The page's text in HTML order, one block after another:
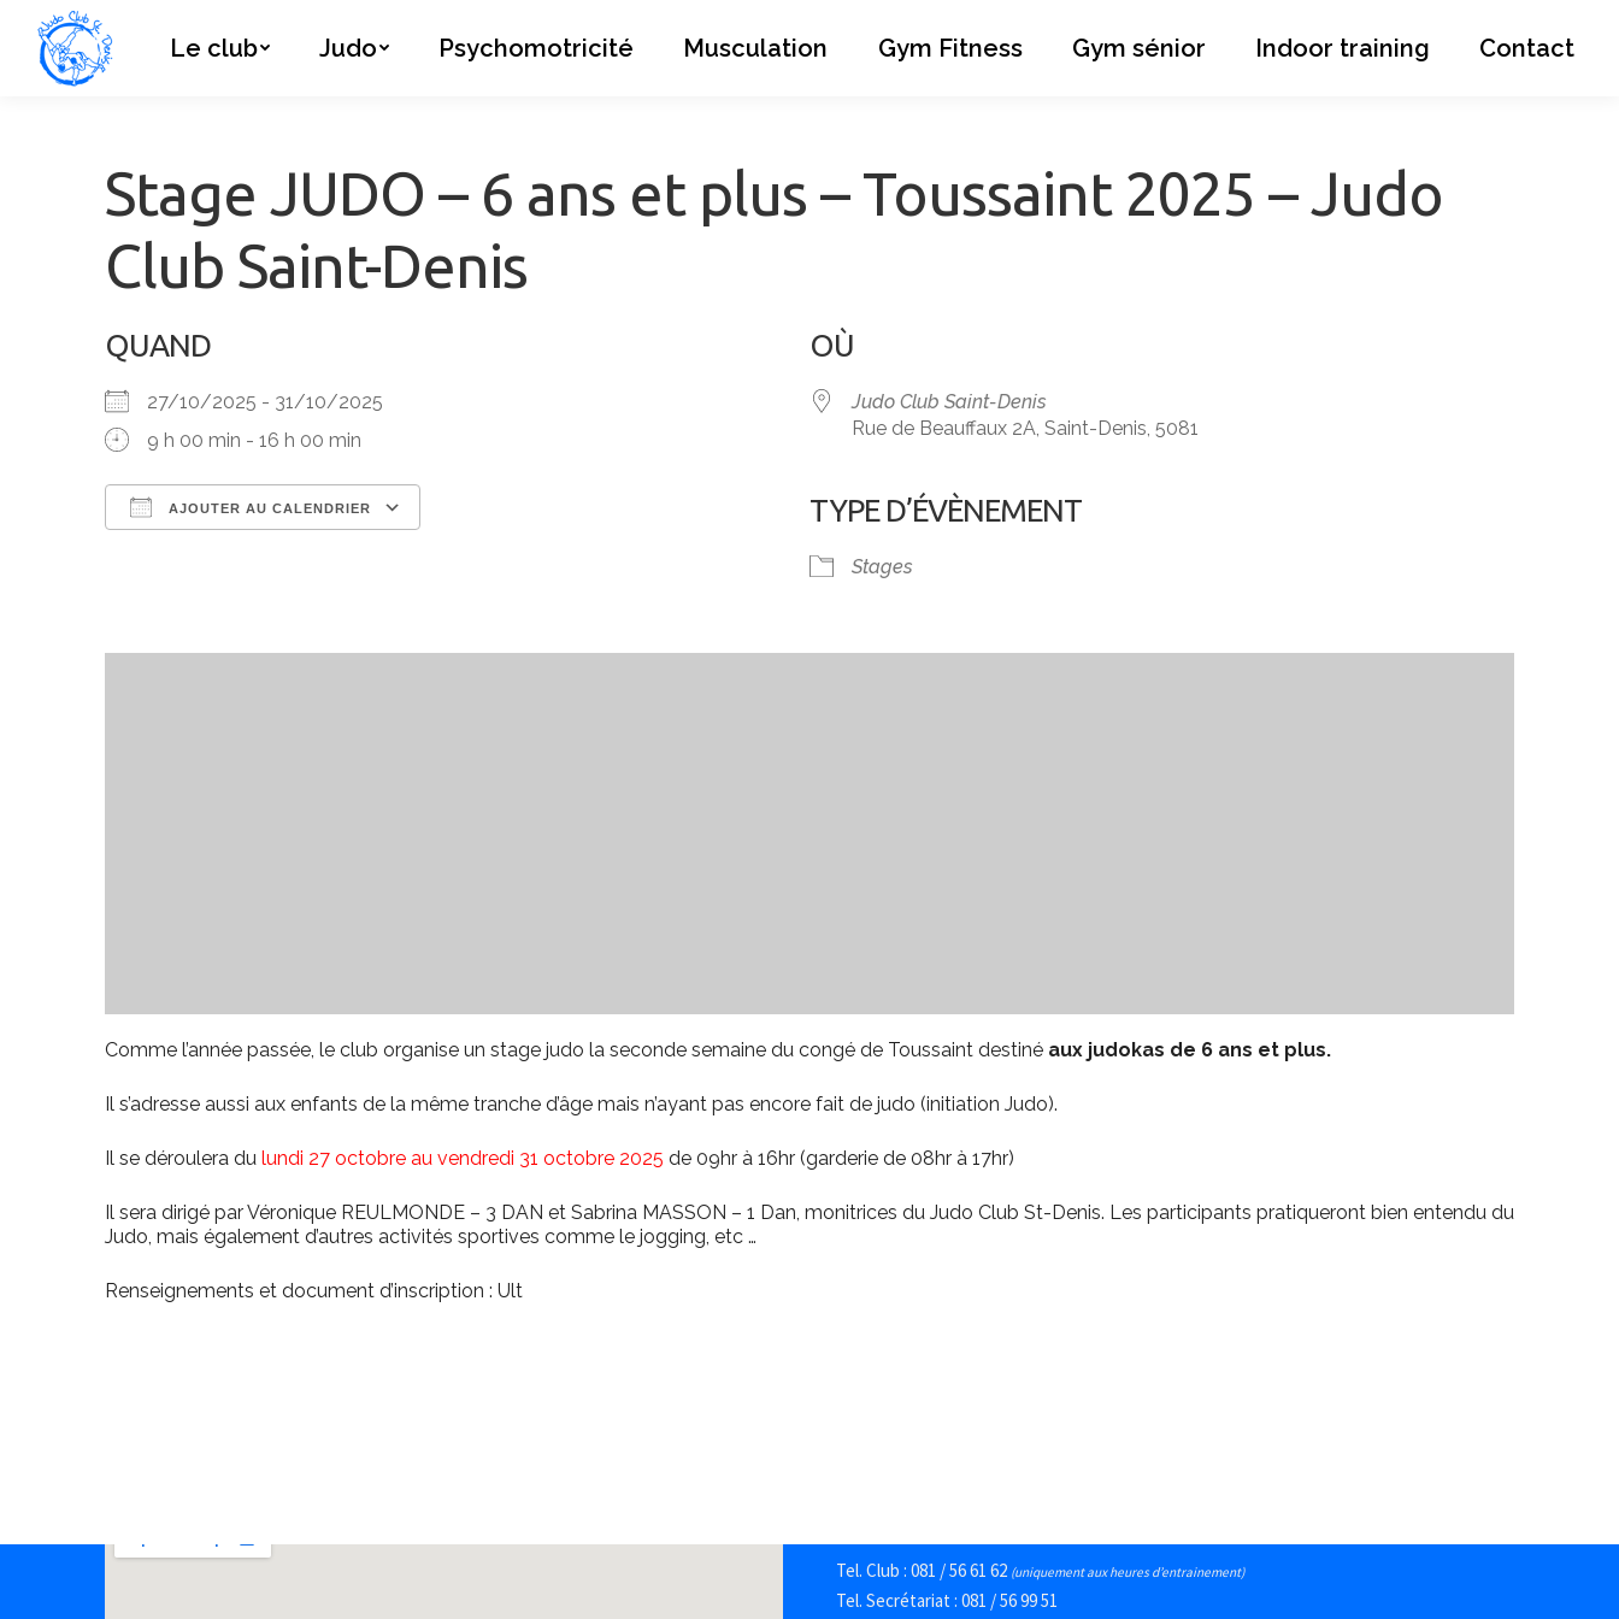
Le club Judo Psychomotricité Musculation Gym Fitness Gym sénior Indoor training Contact
Stage JUDO – 6 ans et plus – Toussaint 2025 – Judo
Club Saint-Denis
QUAND
27/10/2025 - 31/10/2025
9 h 00 min - 16 h 00 min
AJOUTER AU CALENDRIER
iCalendar
OÙ
Judo Club Saint-Denis
Rue de Beauffaux 2A, Saint-Denis, 5081
TYPE D’ÉVÈNEMENT
Stages
Comme l’année passée, le club organise un stage judo la seconde semaine du congé de Toussaint destiné aux judokas de 6 ans et plus.
Il s’adresse aussi aux enfants de la même tranche d’âge mais n’ayant pas encore fait de judo (initiation Judo).
Il se déroulera du lundi 27 octobre au vendredi 31 octobre 2025 de 09hr à 16hr (garderie de 08hr à 17hr)
Il sera dirigé par Véronique REULMONDE – 3 DAN et Sabrina MASSON – 1 Dan, monitrices du Judo Club St-Denis. Les participants pratiqueront bien entendu du
Judo, mais également d’autres activités sportives comme le jogging, etc …
Renseignements et document d’inscription : Ult
Tel. Club : 081 / 56 61 62 (uniquement aux heures d’entrainement)
Tel. Secrétariat : 081 / 56 99 51